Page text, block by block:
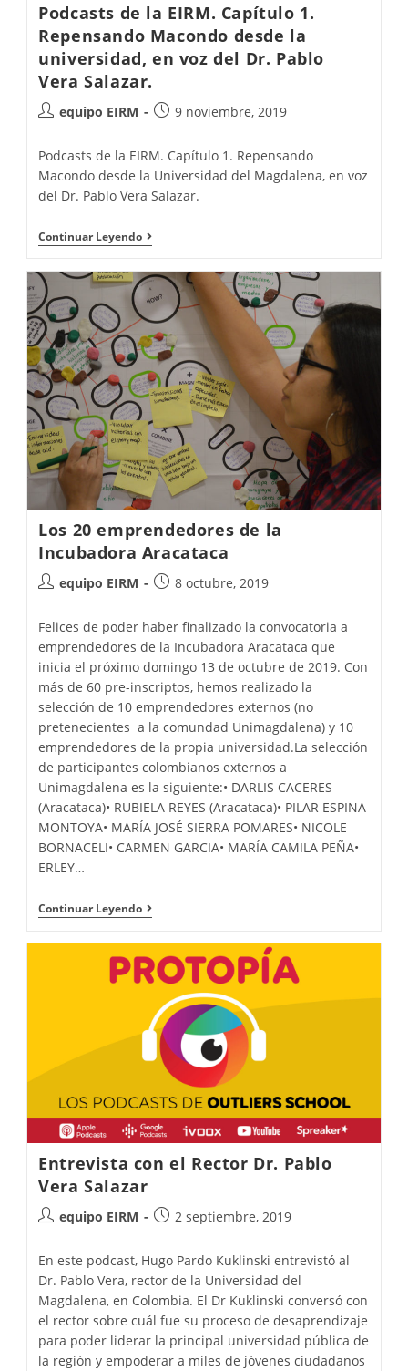
Podcasts de la EIRM. Capítulo 1.
Repensando Macondo desde la
universidad, en voz del Dr. Pablo
Vera Salazar.
equipo EIRM 9 noviembre, 2019
Podcasts de la EIRM. Capítulo 1. Repensando
Macondo desde la Universidad del Magdalena, en voz
del Dr. Pablo Vera Salazar.
Continuar Leyendo
Los 20 emprendedores de la
Incubadora Aracataca
equipo EIRM 8 octubre, 2019
Felices de poder haber finalizado la convocatoria a
emprendedores de la Incubadora Aracataca que
inicia el próximo domingo 13 de octubre de 2019. Con
más de 60 pre-inscriptos, hemos realizado la
selección de 10 emprendedores externos (no
pretenecientes a la comundad Unimagdalena) y 10
emprendedores de la propia universidad.La selección
de participantes colombianos externos a
Unimagdalena es la siguiente:• DARLIS CACERES
(Aracataca)• RUBIELA REYES (Aracataca)• PILAR ESPINA
MONTOYA• MARÍA JOSÉ SIERRA POMARES• NICOLE
BORNACELI• CARMEN GARCIA• MARÍA CAMILA PEÑA•
ERLEY…
Continuar Leyendo
Entrevista con el Rector Dr. Pablo
Vera Salazar
equipo EIRM 2 septiembre, 2019
En este podcast, Hugo Pardo Kuklinski entrevistó al
Dr. Pablo Vera, rector de la Universidad del
Magdalena, en Colombia. El Dr Kuklinski conversó con
el rector sobre cuál fue su proceso de desaprendizaje
para poder liderar la principal universidad pública de
la región y empoderar a miles de jóvenes ciudadanos